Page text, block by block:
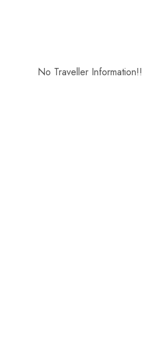
No Traveller Information!!